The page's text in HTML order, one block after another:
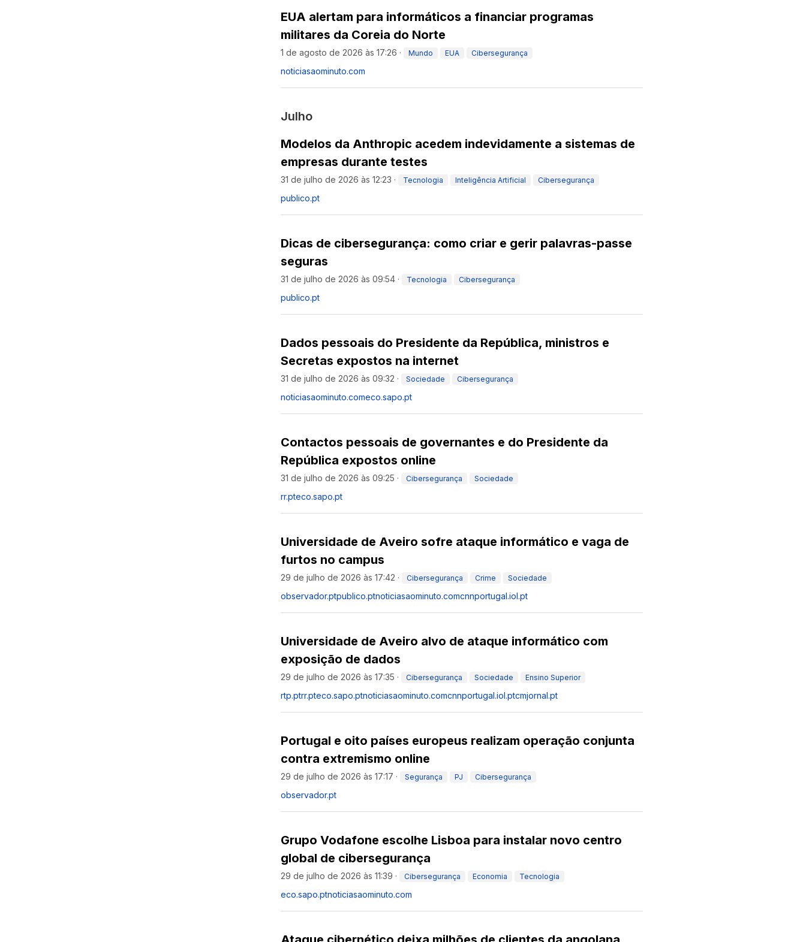
EUA alertam para informáticos a financiar programas
militares da Coreia do Norte
1 de agosto de 2026 às 17:26 · Mundo EUA Cibersegurança
noticiasaominuto.com
Julho
Modelos da Anthropic acedem indevidamente a sistemas de
empresas durante testes
31 de julho de 2026 às 12:23 · Tecnologia Inteligência Artificial Cibersegurança
publico.pt
Dicas de cibersegurança: como criar e gerir palavras-passe
seguras
31 de julho de 2026 às 09:54 · Tecnologia Cibersegurança
publico.pt
Dados pessoais do Presidente da República, ministros e
Secretas expostos na internet
31 de julho de 2026 às 09:32 · Sociedade Cibersegurança
noticiasaominuto.comeco.sapo.pt
Contactos pessoais de governantes e do Presidente da
República expostos online
31 de julho de 2026 às 09:25 · Cibersegurança Sociedade
rr.pteco.sapo.pt
Universidade de Aveiro sofre ataque informático e vaga de
furtos no campus
29 de julho de 2026 às 17:42 · Cibersegurança Crime Sociedade
observador.ptpublico.ptnoticiasaominuto.comcnnportugal.iol.pt
Universidade de Aveiro alvo de ataque informático com
exposição de dados
29 de julho de 2026 às 17:35 · Cibersegurança Sociedade Ensino Superior
rtp.ptrr.pteco.sapo.ptnoticiasaominuto.comcnnportugal.iol.ptcmjornal.pt
Portugal e oito países europeus realizam operação conjunta
contra extremismo online
29 de julho de 2026 às 17:17 · Segurança PJ Cibersegurança
observador.pt
Grupo Vodafone escolhe Lisboa para instalar novo centro
global de cibersegurança
29 de julho de 2026 às 11:39 · Cibersegurança Economia Tecnologia
eco.sapo.ptnoticiasaominuto.com